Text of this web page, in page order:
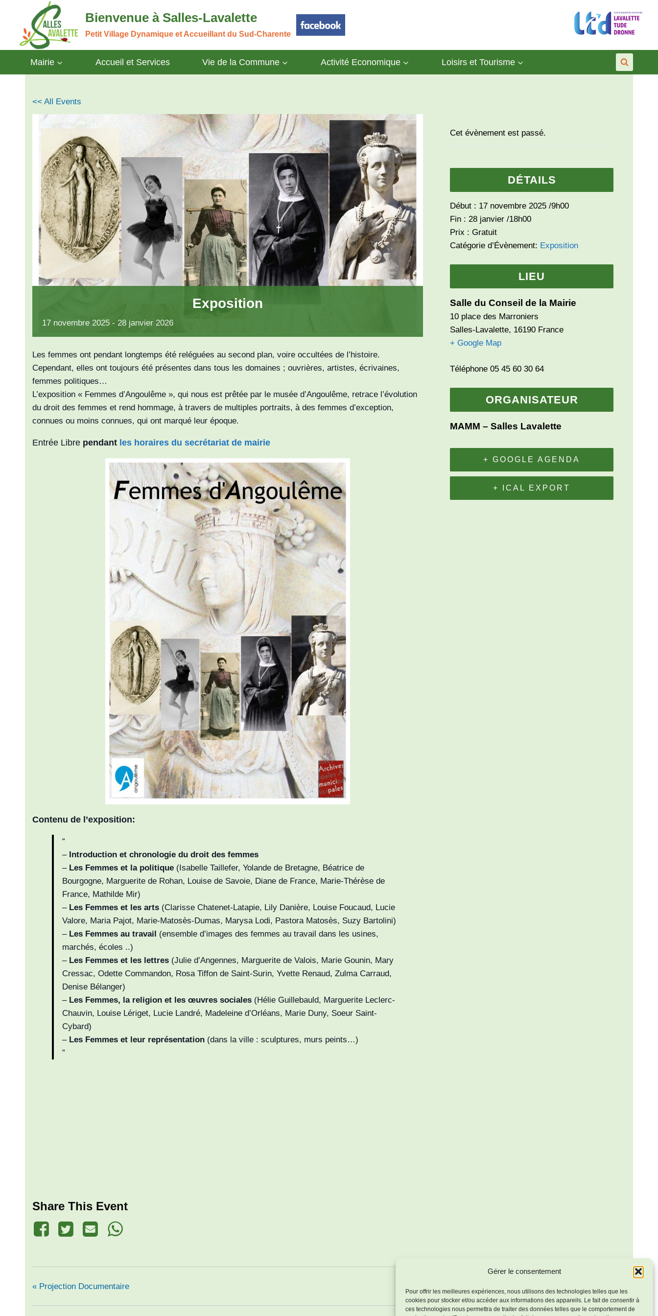
Gérer le consentement
Pour offrir les meilleures expériences, nous utilisons des technologies telles que les
cookies pour stocker et/ou accéder aux informations des appareils. Le fait de consentir à
ces technologies nous permettra de traiter des données telles que le comportement de
contenu
Bienvenue à Salles-Lavalette
Petit Village Dynamique et Accueillant du Sud-Charente
Mairie Accueil et Services Vie de la Commune Activité Economique Loisirs et Tourisme
<< All Events
Exposition
17 novembre 2025 - 28 janvier 2026
Les femmes ont pendant longtemps été reléguées au second plan, voire occultées de l’histoire.
Cependant, elles ont toujours été présentes dans tous les domaines ; ouvrières, artistes, écrivaines,
femmes politiques…
L’exposition « Femmes d’Angoulême », qui nous est prêtée par le musée d’Angoulême, retrace l’évolution
du droit des femmes et rend hommage, à travers de multiples portraits, à des femmes d’exception,
connues ou moins connues, qui ont marqué leur époque.
Entrée Libre pendant les horaires du secrétariat de mairie
Contenu de l’exposition:
– Introduction et chronologie du droit des femmes
– Les Femmes et la politique (Isabelle Taillefer, Yolande de Bretagne, Béatrice de
Bourgogne, Marguerite de Rohan, Louise de Savoie, Diane de France, Marie-Thérèse de
France, Mathilde Mir)
– Les Femmes et les arts (Clarisse Chatenet-Latapie, Lily Danière, Louise Foucaud, Lucie
Valore, Maria Pajot, Marie-Matosès-Dumas, Marysa Lodi, Pastora Matosès, Suzy Bartolini)
– Les Femmes au travail (ensemble d’images des femmes au travail dans les usines,
marchés, écoles ..)
– Les Femmes et les lettres (Julie d’Angennes, Marguerite de Valois, Marie Gounin, Mary
Cressac, Odette Commandon, Rosa Tiffon de Saint-Surin, Yvette Renaud, Zulma Carraud,
Denise Bélanger)
– Les Femmes, la religion et les œuvres sociales (Hélie Guillebauld, Marguerite Leclerc-
Chauvin, Louise Lériget, Lucie Landré, Madeleine d’Orléans, Marie Duny, Soeur Saint-
Cybard)
– Les Femmes et leur représentation (dans la ville : sculptures, murs peints…)
Share This Event
Cet évènement est passé.
DÉTAILS
Début : 17 novembre 2025 /9h00
Fin : 28 janvier /18h00
Prix : Gratuit
Catégorie d’Évènement: Exposition
LIEU
Salle du Conseil de la Mairie
10 place des Marroniers
Salles-Lavalette, 16190 France
+ Google Map
Téléphone 05 45 60 30 64
ORGANISATEUR
MAMM – Salles Lavalette
+ GOOGLE AGENDA
+ ICAL EXPORT
« Projection Documentaire